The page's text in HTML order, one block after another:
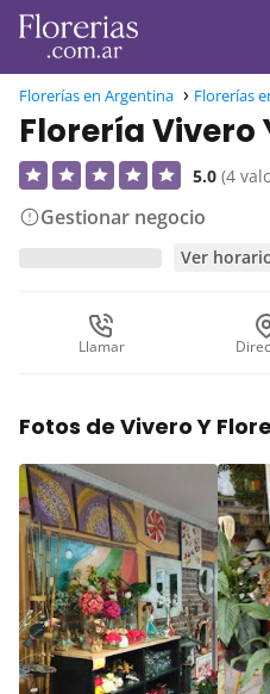
Florerías en Argentina Florerías
Florería Vivero
5.0 (4
Gestionar negocio
Ver
Llamar
Fotos de Vivero Y